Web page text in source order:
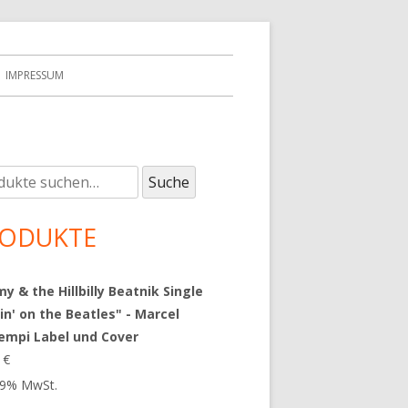
IMPRESSUM
Suche
& the Hillbilly Beatnik Single
on the Beatles" - Marcel
Label und Cover
€
MwSt.